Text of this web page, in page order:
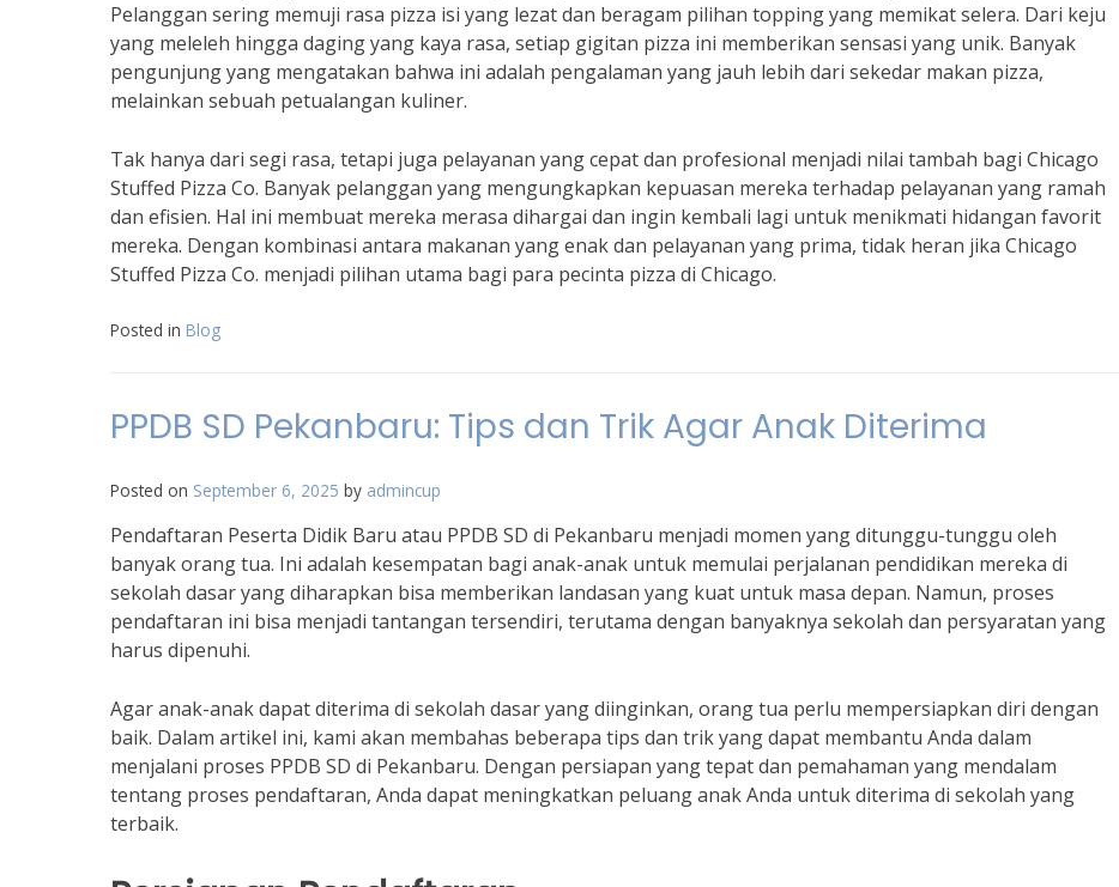
Pelanggan sering memuji rasa pizza isi yang lezat dan beragam pilihan topping yang memikat selera. Dari keju
yang meleleh hingga daging yang kaya rasa, setiap gigitan pizza ini memberikan sensasi yang unik. Banyak
pengunjung yang mengatakan bahwa ini adalah pengalaman yang jauh lebih dari sekedar makan pizza,
melainkan sebuah petualangan kuliner.
Tak hanya dari segi rasa, tetapi juga pelayanan yang cepat dan profesional menjadi nilai tambah bagi Chicago
Stuffed Pizza Co. Banyak pelanggan yang mengungkapkan kepuasan mereka terhadap pelayanan yang ramah
dan efisien. Hal ini membuat mereka merasa dihargai dan ingin kembali lagi untuk menikmati hidangan favorit
mereka. Dengan kombinasi antara makanan yang enak dan pelayanan yang prima, tidak heran jika Chicago
Stuffed Pizza Co. menjadi pilihan utama bagi para pecinta pizza di Chicago.
Posted in Blog
PPDB SD Pekanbaru: Tips dan Trik Agar Anak Diterima
Posted on September 6, 2025 by admincup
Pendaftaran Peserta Didik Baru atau PPDB SD di Pekanbaru menjadi momen yang ditunggu-tunggu oleh
banyak orang tua. Ini adalah kesempatan bagi anak-anak untuk memulai perjalanan pendidikan mereka di
sekolah dasar yang diharapkan bisa memberikan landasan yang kuat untuk masa depan. Namun, proses
pendaftaran ini bisa menjadi tantangan tersendiri, terutama dengan banyaknya sekolah dan persyaratan yang
harus dipenuhi.
Agar anak-anak dapat diterima di sekolah dasar yang diinginkan, orang tua perlu mempersiapkan diri dengan
baik. Dalam artikel ini, kami akan membahas beberapa tips dan trik yang dapat membantu Anda dalam
menjalani proses PPDB SD di Pekanbaru. Dengan persiapan yang tepat dan pemahaman yang mendalam
tentang proses pendaftaran, Anda dapat meningkatkan peluang anak Anda untuk diterima di sekolah yang
terbaik.